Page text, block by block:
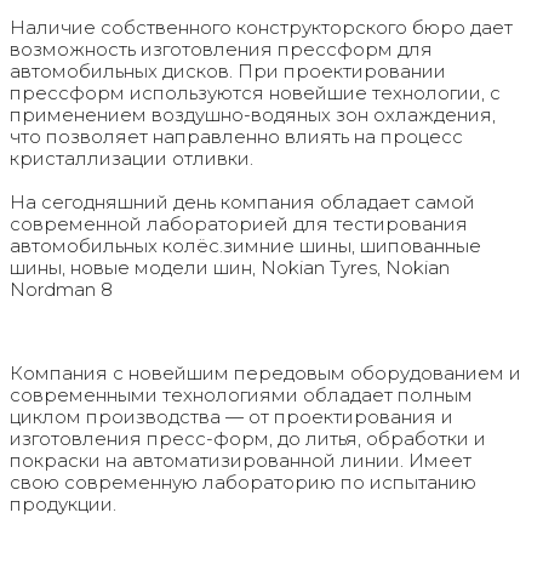
Наличие собственного конструкторского бюро дает
возможность изготовления прессформ для
автомобильных дисков. При проектировании
прессформ используются новейшие технологии, с
применением воздушно-водяных зон охлаждения,
что позволяет направленно влиять на процесс
кристаллизации отливки.
На сегодняшний день компания обладает самой
современной лабораторией для тестирования
автомобильных колёс.зимние шины, шипованные
шины, новые модели шин, Nokian Tyres, Nokian
Nordman 8
Компания с новейшим передовым оборудованием и
современными технологиями обладает полным
циклом производства — от проектирования и
изготовления пресс-форм, до литья, обработки и
покраски на автоматизированной линии. Имеет
свою современную лабораторию по испытанию
продукции.